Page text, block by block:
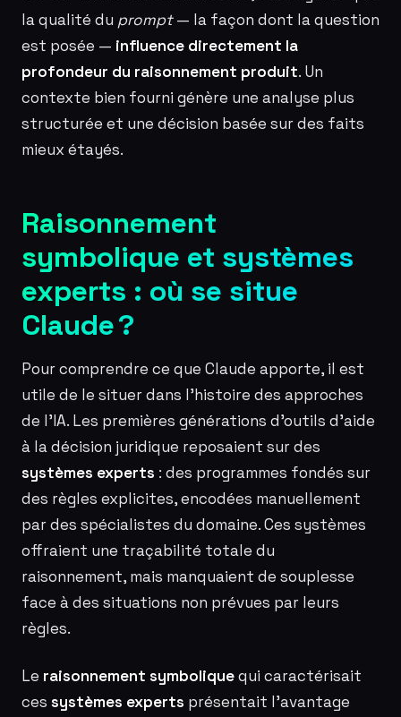
la qualité du prompt— la façon dont la question
est posée — influence directement la
profondeur du raisonnement produit. Un
contexte bien fourni génère une analyse plus
structurée et une décision basée sur des faits
mieux étayés.
Raisonnement
symbolique et systèmes
experts : où se situe
Claude ?
Pour comprendre ce que Claude apporte, il est
utile de le situer dans l’histoire des approches
de l’IA. Les premières générations d’outils d’aide
à la décision juridique reposaient sur des
systèmes experts : des programmes fondés sur
des règles explicites, encodées manuellement
par des spécialistes du domaine. Ces systèmes
offraient une traçabilité totale du
raisonnement, mais manquaient de souplesse
face à des situations non prévues par leurs
règles.
Le raisonnement symboliquequi caractérisait
ces systèmes experts présentait l’avantage